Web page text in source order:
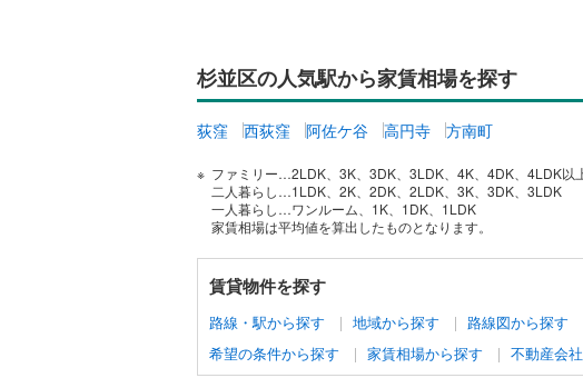
杉並区の人気駅から家賃相場を探す
荻窪 西荻窪 阿佐ケ谷 高円寺 方南町
ファミリー…2LDK、3K、3DK、3LDK、4K、4DK、4LDK以
二人暮らし…1LDK、2K、2DK、2LDK、3K、3DK、3LDK
一人暮らし…ワンルーム、1K、1DK、1LDK
家賃相場は平均値を算出したものとなります。
賃貸物件を探す
路線・駅から探す 地域から探す 路線図から探す
希望の条件から探す
家賃相場から探す 不動産会